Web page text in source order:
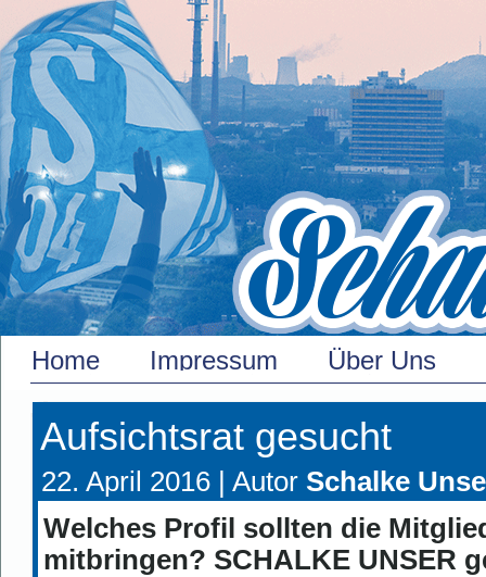
Home Impressum Über Uns
Aufsichtsrat gesucht
22. April 2016 | Autor Schalke
Welches Profil sollten die
mitbringen? SCHALKE UNSER